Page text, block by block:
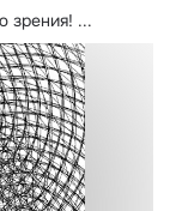
зрения! ...